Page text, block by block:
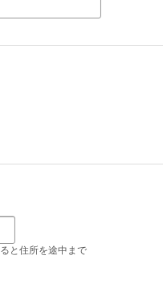
と住所を途中まで